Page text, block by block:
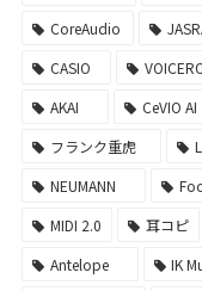
CoreAudio
CASIO
AKAI
CeVIO AI
フランク重虎
NEUMANN
MIDI 2.0
耳コピ
Antelope
IK